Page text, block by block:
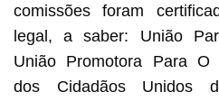
comissões foram
legal, a saber: União
União Promotora Para O
dos Cidadãos Unidos